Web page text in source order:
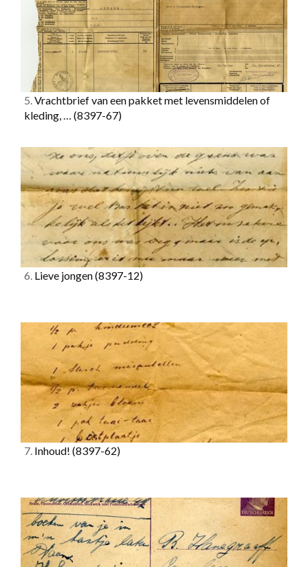
5.Vrachtbrief van een pakket met levensmiddelen of
kleding, … (8397-67)
6. Lieve jongen(8397-12)
7. Inhoud! (8397-62)